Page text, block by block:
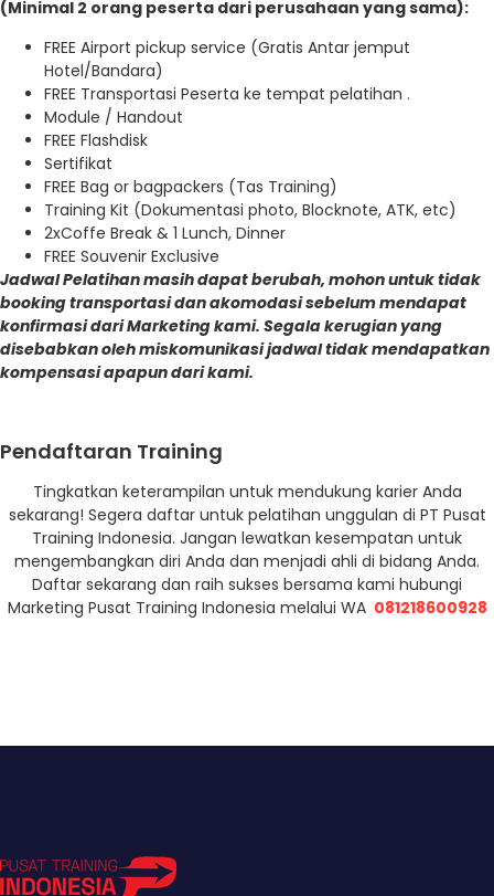
(Minimal 2 orang peserta dari perusahaan yang sama):
FREE Airport pickup service (Gratis Antar jemput
Hotel/Bandara)
FREE Transportasi Peserta ke tempat pelatihan .
Module / Handout
FREE Flashdisk
Sertifikat
FREE Bag or bagpackers (Tas Training)
Training Kit (Dokumentasi photo, Blocknote, ATK, etc)
2xCoffe Break & 1 Lunch, Dinner
FREE Souvenir Exclusive
Jadwal Pelatihan masih dapat berubah, mohon untuk tidak
booking transportasi dan akomodasi sebelum mendapat
konfirmasi dari Marketing kami. Segala kerugian yang
disebabkan oleh miskomunikasi jadwal tidak mendapatkan
kompensasi apapun dari kami.
Pendaftaran Training
Tingkatkan keterampilan untuk mendukung karier Anda
sekarang! Segera daftar untuk pelatihan unggulan di PT Pusat
Training Indonesia. Jangan lewatkan kesempatan untuk
mengembangkan diri Anda dan menjadi ahli di bidang Anda.
Daftar sekarang dan raih sukses bersama kami hubungi
Marketing Pusat Training Indonesia melalui WA 081218600928